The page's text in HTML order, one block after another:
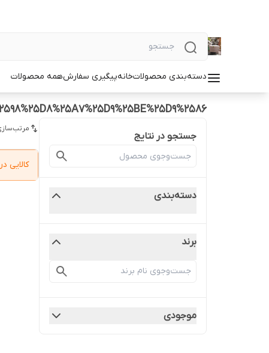
دسته‌بندی محصولاتخانهپیگیری سفارشهمه محصولات
جستجو در نتایج
دسته‌بندی
برند
موجودی